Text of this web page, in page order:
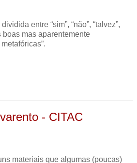
entre “sim”, “não”, “talvez”,
boas mas aparentemente
- CITAC
materiais que algumas (poucas)